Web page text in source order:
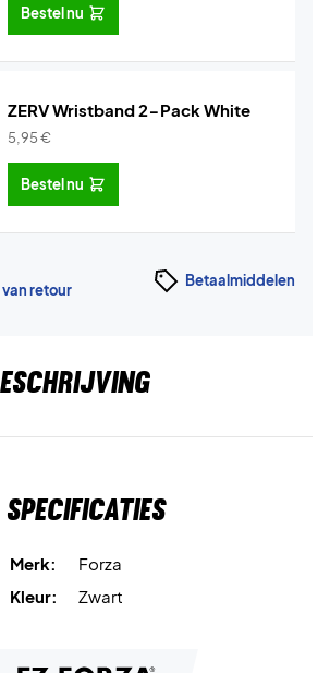
Bestel nu
ZERV Wristband 2-Pack White
5,95€
Bestel nu
retour
Betaalmiddelen
Specificaties
Merk:
Forza
Kleur:
Zwart